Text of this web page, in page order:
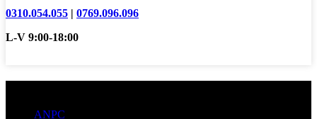
0310.054.055 | 0769.096.096
L-V 9:00-18:00
ANPC